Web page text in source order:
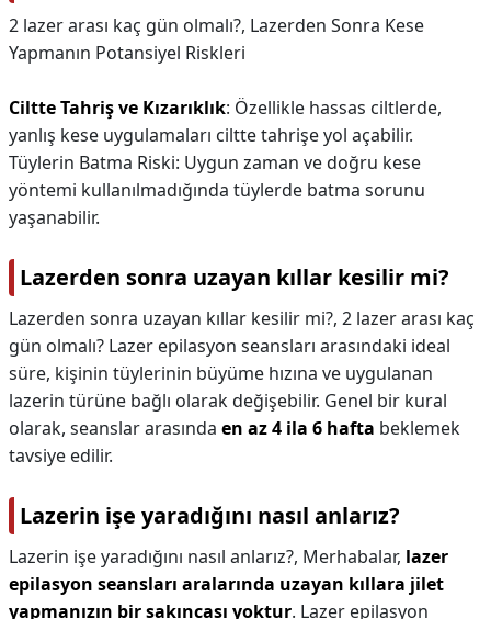
2 lazer arası kaç gün olmalı?, Lazerden Sonra Kese
Yapmanın Potansiyel Riskleri
Ciltte Tahriş ve Kızarıklık: Özellikle hassas ciltlerde,
yanlış kese uygulamaları ciltte tahrişe yol açabilir.
Tüylerin Batma Riski: Uygun zaman ve doğru kese
yöntemi kullanılmadığında tüylerde batma sorunu
yaşanabilir.
Lazerden sonra uzayan kıllar kesilir mi?
Lazerden sonra uzayan kıllar kesilir mi?, 2 lazer arası kaç
gün olmalı? Lazer epilasyon seansları arasındaki ideal
süre, kişinin tüylerinin büyüme hızına ve uygulanan
lazerin türüne bağlı olarak değişebilir. Genel bir kural
olarak, seanslar arasında en az 4 ila 6 hafta beklemek
tavsiye edilir.
Lazerin işe yaradığını nasıl anlarız?
Lazerin işe yaradığını nasıl anlarız?, Merhabalar, lazer
epilasyon seansları aralarında uzayan kıllara jilet
yapmanızın bir sakıncası yoktur. Lazer epilasyon